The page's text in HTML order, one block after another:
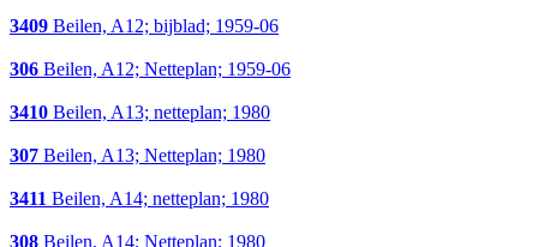
3409 Beilen, A12; bijblad; 1959-06
306 Beilen, A12; Netteplan; 1959-06
3410 Beilen, A13; netteplan; 1980
307 Beilen, A13; Netteplan; 1980
3411 Beilen, A14; netteplan; 1980
308 Beilen, A14; Netteplan; 1980